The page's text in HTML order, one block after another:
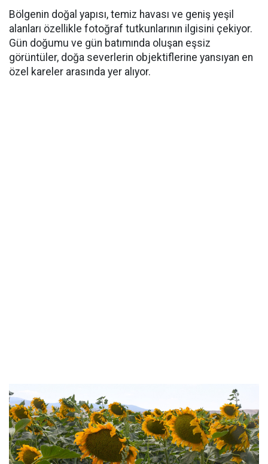
Bölgenin doğal yapısı, temiz havası ve geniş yeşil
alanları özellikle fotoğraf tutkunlarının ilgisini çekiyor.
Gün doğumu ve gün batımında oluşan eşsiz
görüntüler, doğa severlerin objektiflerine yansıyan en
özel kareler arasında yer alıyor.